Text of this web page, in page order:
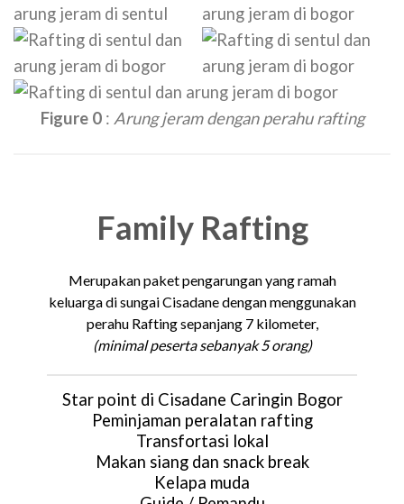
Figure 0: Arung jeram dengan perahu rafting
Family Rafting
Merupakan paket pengarungan yang ramah
keluarga di sungai Cisadane dengan menggunakan
perahu Rafting sepanjang 7 kilometer,
(minimal peserta sebanyak 5 orang)
Star point di Cisadane Caringin Bogor
Peminjaman peralatan rafting
Transfortasi lokal
Makan siang dan snack break
Kelapa muda